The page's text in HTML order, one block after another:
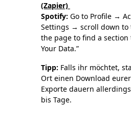
(Zapier)
Spotify: Go to Profile →
Settings → scroll down to
the page to find a section
Your Data.”
Tipp: Falls ihr möchtet,
Ort einen Download
Exporte dauern
bis Tage.